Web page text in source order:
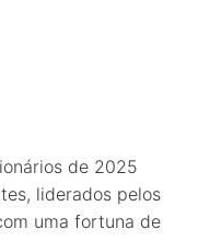
de 2025
liderados pelos
uma fortuna de